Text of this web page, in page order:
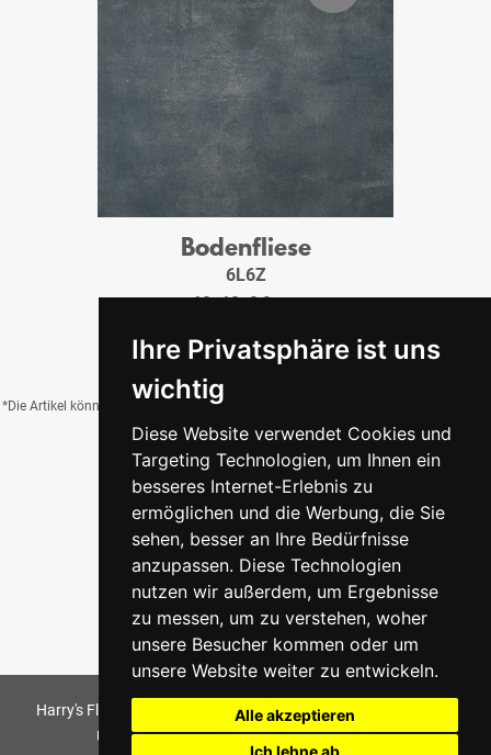
Ihre Privatsphäre ist uns
wichtig
Diese Website verwendet Cookies und
Targeting Technologien, um Ihnen ein
besseres Internet-Erlebnis zu
ermöglichen und die Werbung, die Sie
sehen, besser an Ihre Bedürfnisse
anzupassen. Diese Technologien
nutzen wir außerdem, um Ergebnisse
zu messen, um zu verstehen, woher
unsere Besucher kommen oder um
unsere Website weiter zu entwickeln.
Alle akzeptieren
Ich lehne ab
Bodenfliese
6L6Z
60x60x0,9 cm
*Die Artikel können durch Belichtung, Charge, Brand, Formate und weitere Einflüsse
von der Abbildung abweichen.
Harry's Fliesenmarkt GmbH & Co KG2026. All Rights Reserved
Umsetzung und Bereitstellung durchw3e.de